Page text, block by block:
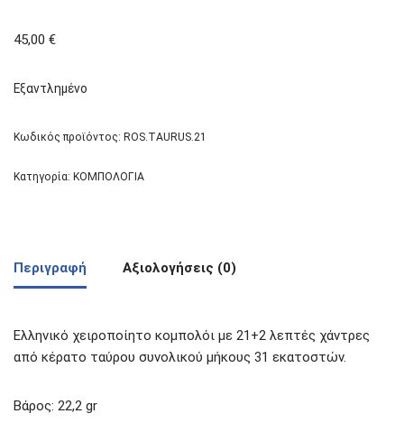
45,00 €
Εξαντλημένο
Κωδικός προϊόντος: ROS.TAURUS.21
Κατηγορία: ΚΟΜΠΟΛΟΓΙΑ
Περιγραφή Αξιολογήσεις (0)
Ελληνικό χειροποίητο κομπολόι με 21+2 λεπτές χάντρες
από κέρατο ταύρου συνολικού μήκους 31 εκατοστών.
Βάρος: 22,2 gr